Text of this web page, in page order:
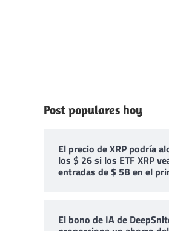
Post populares hoy
El precio de XRP podría
los $ 26 si los ETF XRP
entradas de $ 5B en el
El bono de IA de